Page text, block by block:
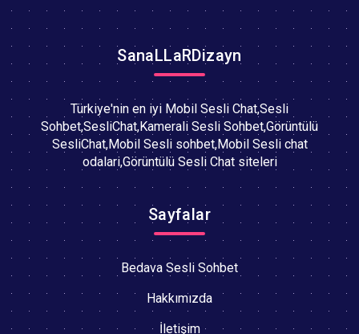
SanaLLaRDizayn
Türkiye'nin en iyi Mobil Sesli Chat,Sesli
Sohbet,SesliChat,Kamerali Sesli Sohbet,Görüntülü
SesliChat,Mobil Sesli sohbet,Mobil Sesli chat
odalari,Görüntülü Sesli Chat siteleri
Sayfalar
Bedava Sesli Sohbet
Hakkımızda
İletişim